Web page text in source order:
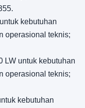
kebutuhan
operasional teknis;
LW untuk kebutuhan
operasional teknis;
kebutuhan